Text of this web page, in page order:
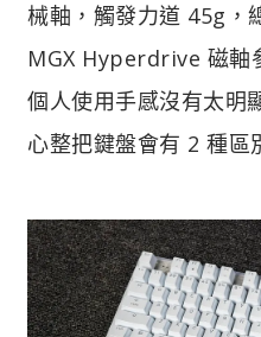
械軸，觸發力道 45g，
MGX Hyperdrive 磁軸
個人使用手感沒有太明
心整把鍵盤會有 2 種區